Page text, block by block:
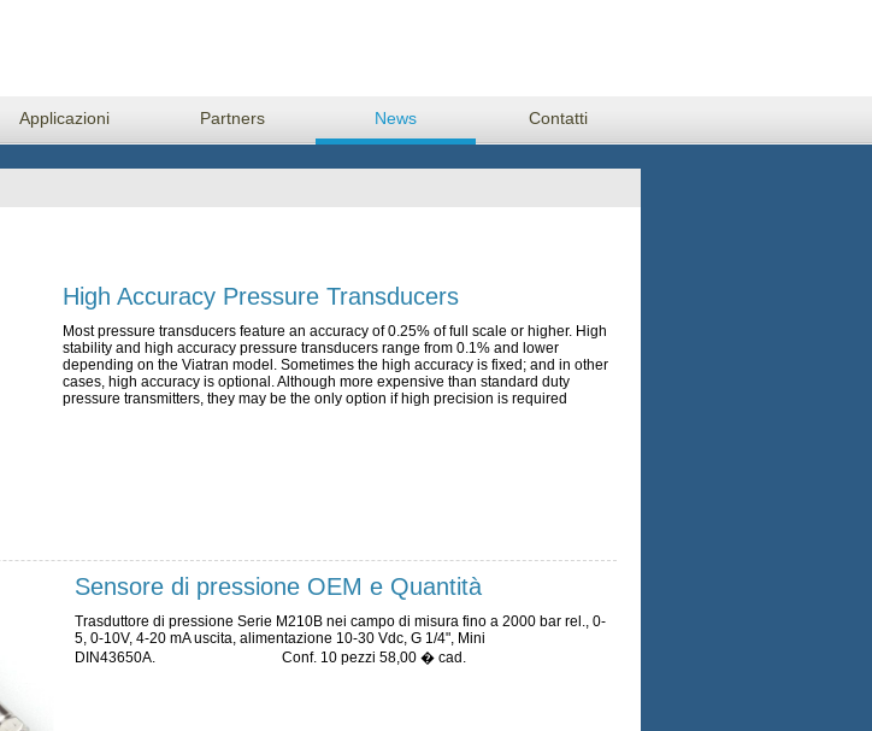
Applicazioni Partners News Contatti
High Accuracy Pressure Transducers
Most pressure transducers feature an accuracy of 0.25% of full scale or higher. High
stability and high accuracy pressure transducers range from 0.1% and lower
depending on the Viatran model. Sometimes the high accuracy is fixed; and in other
cases, high accuracy is optional. Although more expensive than standard duty
pressure transmitters, they may be the only option if high precision is required
Sensore di pressione OEM e Quantità
Trasduttore di pressione Serie M210B nei campo di misura fino a 2000 bar rel., 0-
5, 0-10V, 4-20 mA uscita, alimentazione 10-30 Vdc, G 1/4", Mini
DIN43650A. Conf. 10 pezzi 58,00 � cad.